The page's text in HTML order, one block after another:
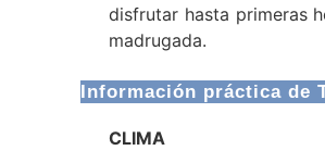
disfrutar hasta primeras
madrugada.
Información práctica de
CLIMA